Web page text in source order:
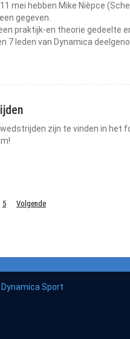
mei hebben Mike Nièpce
gegeven.
praktijk-en theorie gedeelte
7 leden van Dynamica
zijn te vinden in
5 Volgende
Sport